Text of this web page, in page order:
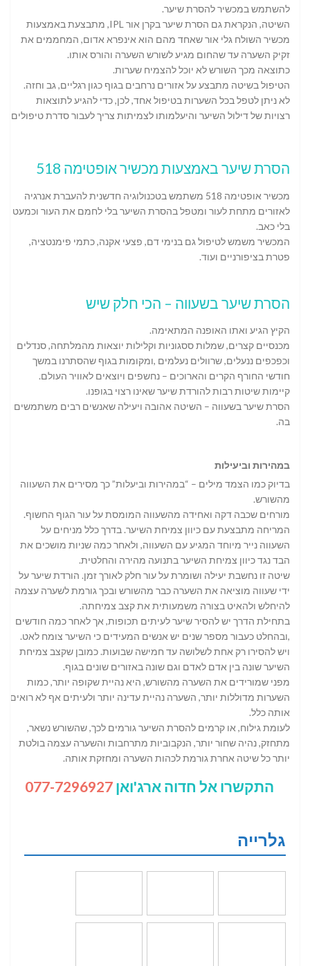
להשתמש במכשיר להסרת שיער.
השיטה, הנקראת גם הסרת שיער בקרן אור IPL, מתבצעת באמצעות
מכשיר השולח גלי אור שאחד מהם הוא אינפרא אדום, המחממים את
זקיק השערה עד שהחום מגיע לשורש השערה והורס אותו.
כתוצאה מכך השורש לא יוכל להצמיח שערות.
הטיפול בשיטה מתבצע על אזורים נרחבים בגוף כגון רגליים, גב וחזה.
לא ניתן לטפל בכל השערות בטיפול אחד, לכן, כדי להגיע לתוצאות
רצויות של דילול השיער והיעלמותו לצמיתות צריך לעבור סדרת טיפולים.
הסרת שיער באמצעות מכשיר אופטימה 518
מכשיר אופטימה 518 משתמש בטכנולוגיה חדשנית להעברת אנרגיה
לאזורים מתחת לעור ומטפל בהסרת השיער בלי לחמם את העור וכמעט
בלי כאב.
המכשיר משמש לטיפול גם בנימי דם, פצעי אקנה, כתמי פימנטציה,
פטרת בציפורניים ועוד.
הסרת שיער בשעווה – הכי חלק שיש
הקיץ הגיע ואתו האופנה המתאימה.
מכנסיים קצרים, שמלות ססגוניות וקלילות יוצאות מהמלתחה, סנדלים
וכפכפים ננעלים, שרוולים נעלמים ,ומקומות בגוף שהסתרנו במשך
חודשי החורף הקרים והארוכים – נחשפים ויוצאים לאוויר העולם.
קיימות שיטות רבות להורדת שיער שאינו רצוי בגופנו.
הסרת שיער בשעווה – השיטה אהובה ויעילה שאנשים רבים משתמשים
בה.
במהירות וביעילות
בדיוק כמו הצמד מילים – “במהירות וביעלות” כך מסירים את השעווה
מהשורש.
מורחים שכבה דקה ואחידה מהשעווה המומסת על עור הגוף החשוף.
המריחה מתבצעת עם כיוון צמיחת השיער. בדרך כלל מניחים על
השעווה נייר מיוחד המגיע עם השעווה, ולאחר כמה שניות מושכים את
הבד נגד כיוון צמיחת השיער בתנועה מהירה והחלטית.
שיטה זו נחשבת יעילה ושומרת על עור חלק לאורך זמן. הורדת שיער על
ידי שעווה מוציאה את השערה כבר מהשורש ובכך גורמת לשערה עצמה
להיחלש ולהאיט בצורה משמעותית את קצב צמיחתה.
בתחילת הדרך יש להסיר שיער לעיתים תכופות, אך לאחר כמה חודשים
,ובהחלט כעבור מספר שנים יש אנשים המעידים כי השיער צומח לאט.
ויש להסירו רק אחת לשלושה עד חמישה שבועות. כמובן שקצב צמיחת
השיער שונה בין אדם לאדם וגם שונה באזורים שונים בגוף.
מפני שמורידים את השערה מהשורש, היא נהיית שקופה יותר, כמות
השערות מדוללות יותר, השערה נהיית עדינה יותר ולעיתים אף לא רואים
אותה כלל.
לעומת גילוח, או קרמים להסרת השיער גורמים לכך, שהשורש נשאר,
מתחזק, נהיה שחור יותר, הנקבוביות מתרחבות והשערה עצמה בולטת
יותר כל שיטה אחרת גורמת לכהות השערה ומחזקת אותה.
התקשרו אל חדוה ארג'ואן077-7296927
גלרייה